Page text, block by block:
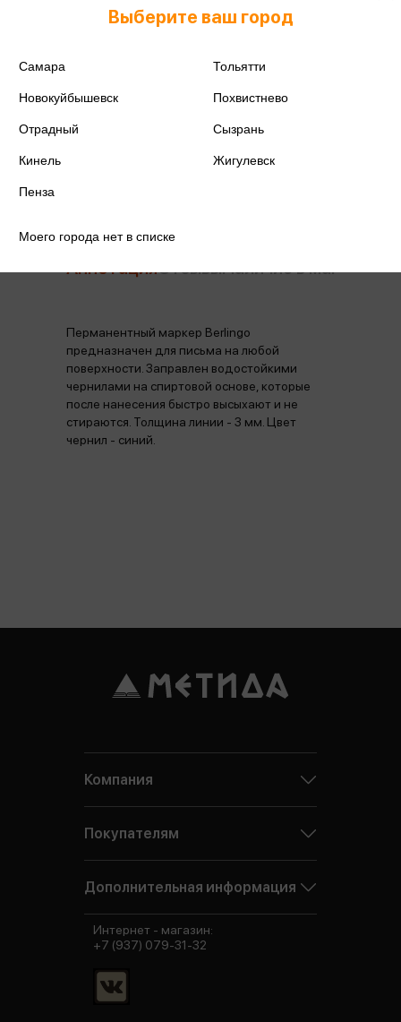
АннотацияОтзывыНаличие в магазинах
Перманентный маркер Berlingo
предназначен для письма на любой
поверхности. Заправлен водостойкими
чернилами на спиртовой основе, которые
после нанесения быстро высыхают и не
стираются. Толщина линии - 3 мм. Цвет
чернил - синий.
Выберите ваш город
Самара Тольятти
Новокуйбышевск Похвистнево
Отрадный Сызрань
Кинель Жигулевск
Пенза
Моего города нет в списке
Компания
Покупателям
Дополнительная информация
Интернет - магазин:
+7 (937) 079-31-32